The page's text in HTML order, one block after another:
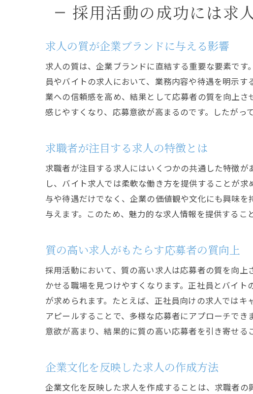
正
採
採用活動の成功には求
求人の質が企業ブランドに与える影響
求人の質は、企業ブランドに直結する重要な要素で
員やバイトの求人において、業務内容や待遇を明示
業への信頼感を高め、結果として応募者の質を向上
感じやすくなり、応募意欲が高まるのです。したがっ
求職者が注目する求人の特徴とは
求職者が注目する求人にはいくつかの共通した特徴
し、バイト求人では柔軟な働き方を提供することが
与や待遇だけでなく、企業の価値観や文化にも興味
与えます。このため、魅力的な求人情報を提供するこ
質の高い求人がもたらす応募者の質向上
採用活動において、質の高い求人は応募者の質を向
かせる職場を見つけやすくなります。正社員とバイ
が求められます。たとえば、正社員向けの求人では
アピールすることで、多様な応募者にアプローチで
意欲が高まり、結果的に質の高い応募者を引き寄せる
企業文化を反映した求人の作成方法
企業文化を反映した求人を作成することは、求職者